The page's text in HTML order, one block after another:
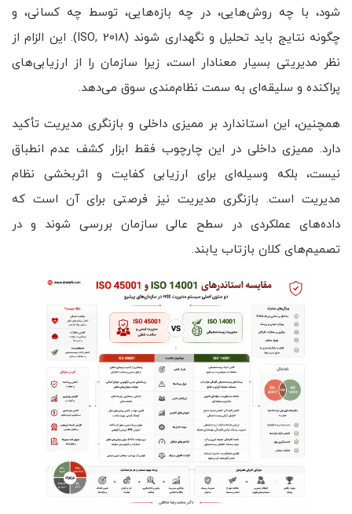
شود، با چه روش‌هایی، در چه بازه‌هایی، توسط چه کسانی، و
چگونه نتایج باید تحلیل و نگهداری شوند (ISO, 2018). این الزام از
نظر مدیریتی بسیار معنادار است، زیرا سازمان را از ارزیابی‌های
پراکنده و سلیقه‌ای به سمت نظام‌مندی سوق می‌دهد.
همچنین، این استاندارد بر ممیزی داخلی و بازنگری مدیریت تأکید
دارد. ممیزی داخلی در این چارچوب فقط ابزار کشف عدم انطباق
نیست، بلکه وسیله‌ای برای ارزیابی کفایت و اثربخشی نظام
مدیریت است. بازنگری مدیریت نیز فرصتی برای آن است که
داده‌های عملکردی در سطح عالی سازمان بررسی شوند و در
تصمیم‌های کلان بازتاب یابند.